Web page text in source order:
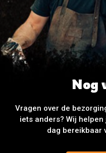
Nog
Vragen over de
iets anders? Wij
dag bereikbaar